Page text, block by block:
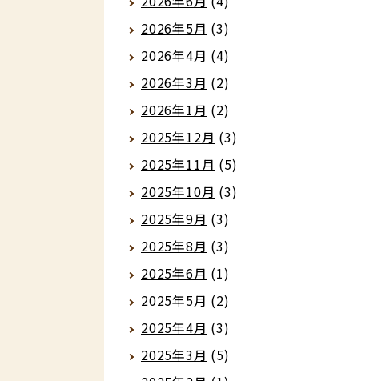
2026年5月 (3)
2026年4月 (4)
2026年3月 (2)
2026年1月 (2)
2025年12月 (3)
2025年11月 (5)
2025年10月 (3)
2025年9月 (3)
2025年8月 (3)
2025年6月 (1)
2025年5月 (2)
2025年4月 (3)
2025年3月 (5)